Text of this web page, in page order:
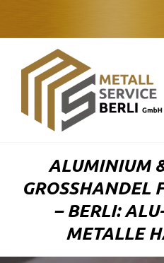
ALUMINIUM
GROSSHANDEL
BERLI: ALU-
ETALLE